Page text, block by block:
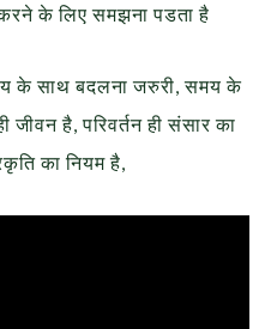
के लिए समझना पडता है
के साथ बदलना जरुरी, समय के
जीवन है, परिवर्तन ही संसार का
का नियम है,